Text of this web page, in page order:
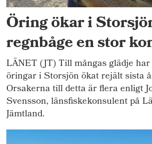
Öring ökar i
regnbåge en stor
LÄNET (JT) Till mångas glädje
öringar i Storsjön ökat rejält sista
Orsakerna till detta är flera enligt
Svensson, länsfiskekonsulent på
Jämtland.